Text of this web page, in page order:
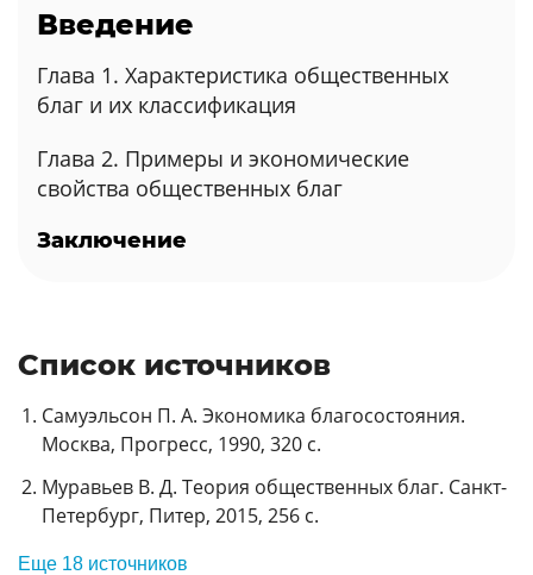
Введение
Глава 1. Характеристика общественных
благ и их классификация
Глава 2. Примеры и экономические
свойства общественных благ
Заключение
Список источников
Самуэльсон П. А. Экономика благосостояния.
Москва, Прогресс, 1990, 320 с.
Муравьев В. Д. Теория общественных благ. Санкт-
Петербург, Питер, 2015, 256 с.
Еще 18 источников